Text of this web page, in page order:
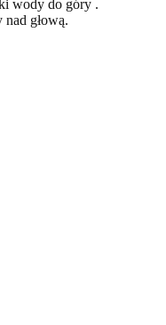
wody do góry .
głową.